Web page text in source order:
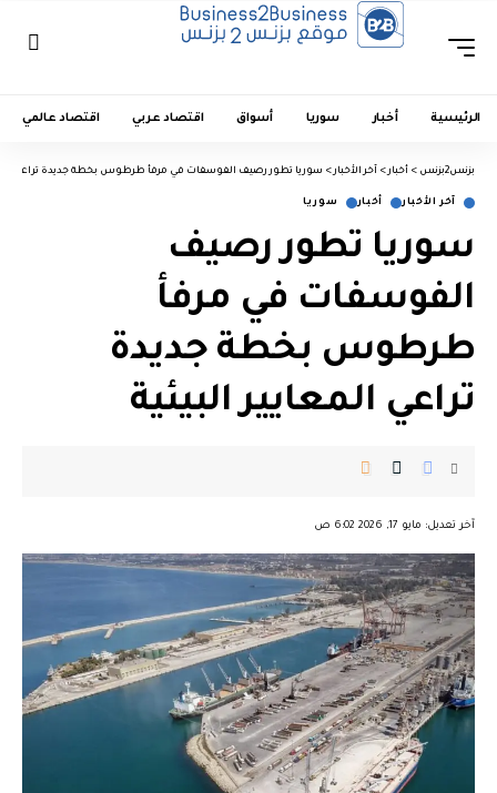
الرئيسية أخبار سوريا أسواق اقتصاد عربي اقتصاد عالمي
بزنس2بزنس > أخبار > آخر الأخبار > سوريا تطور رصيف الفوسفات في مرفأ طرطوس بخطة جديدة تراعي
آخر الأخبار أخبار سوريا
سوريا تطور رصيف
الفوسفات في مرفأ
طرطوس بخطة جديدة
تراعي المعايير البيئية
آخر تعديل: مايو 17, 2026 6:02 ص